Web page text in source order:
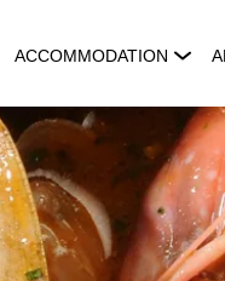
ACCOMMODATION